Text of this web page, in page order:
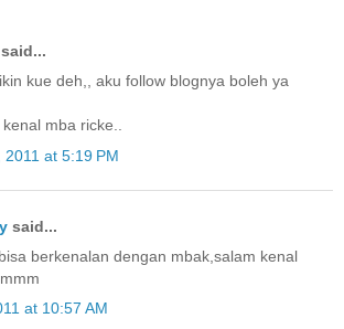
said...
kue deh,, aku follow blognya boleh ya
mba ricke..
at 5:19 PM
said...
berkenalan dengan mbak,salam kenal
at 10:57 AM